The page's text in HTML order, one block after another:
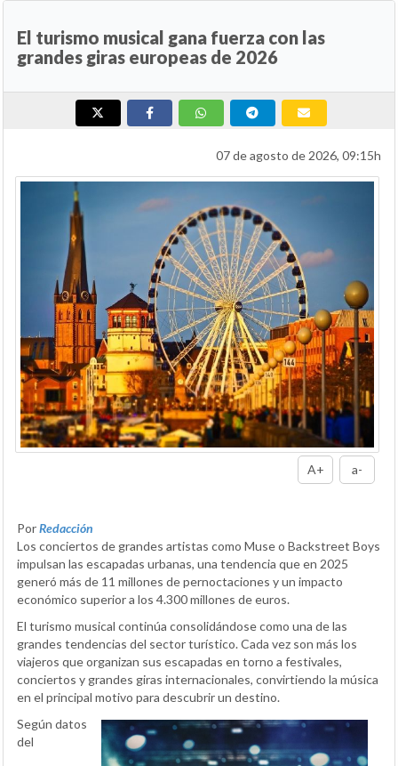
El turismo musical gana fuerza con las
grandes giras europeas de 2026
07 de agosto de 2026, 09:15h
A+ a-
PorRedacción
Los conciertos de grandes artistas como Muse o Backstreet Boys
impulsan las escapadas urbanas, una tendencia que en 2025
generó más de 11 millones de pernoctaciones y un impacto
económico superior a los 4.300 millones de euros.
El turismo musical continúa consolidándose como una de las
grandes tendencias del sector turístico. Cada vez son más los
viajeros que organizan sus escapadas en torno a festivales,
conciertos y grandes giras internacionales, convirtiendo la música
en el principal motivo para descubrir un destino.
Según datos
del